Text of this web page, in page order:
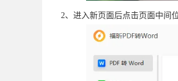
2、进入新页面后点击页面中间